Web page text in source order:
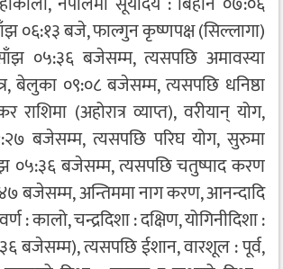
०६:१३ बजे, फाल्गुन कृष्णपक्ष (सिल्लागा)
०५:३६ बजेसम्म, त्यसपछि अमावस्या
बेलुका ०९:०८ बजेसम्म, त्यसपछि धनिष्ठा
राशिमा (अहोरात्र व्याप्त), वरीयान् योग,
बजेसम्म, त्यसपछि परिघ योग, सुरुमा
बजेसम्म, त्यसपछि चतुष्पाद करण
बजेसम्म, अन्तिममा नाग करण, आनन्दादि
: कालो, चन्द्रदिशा : दक्षिण, योगिनीदिशा :
बजेसम्म), त्यसपछि ईशान, वारशूल : पूर्व,